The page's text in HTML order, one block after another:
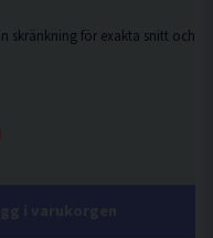
skränkning för exakta snitt och